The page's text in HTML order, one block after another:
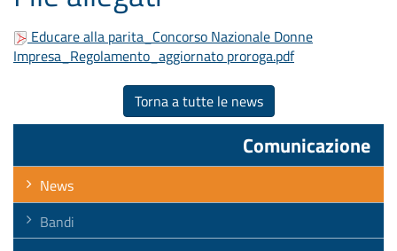
Educare alla parita_Concorso Nazionale Donne
Impresa_Regolamento_aggiornato proroga.pdf
Torna a tutte le news
Comunicazione
News
Bandi